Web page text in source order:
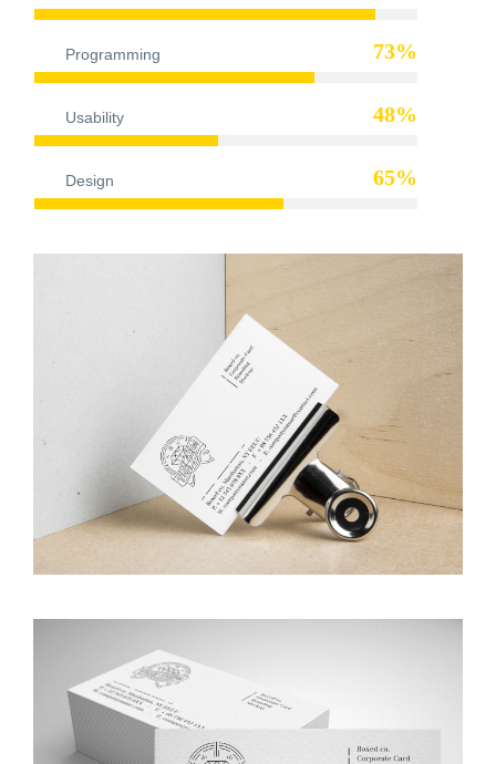
Programming 73%
Usability 48%
Design 65%